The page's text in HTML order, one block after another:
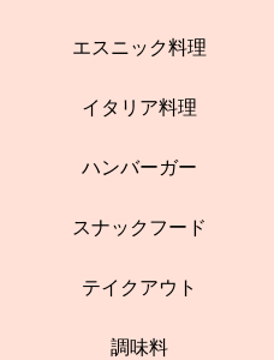
エスニック料理
イタリア料理
ハンバーガー
スナックフード
テイクアウト
調味料